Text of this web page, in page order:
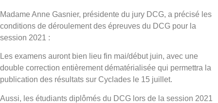
Madame Anne Gasnier, présidente du jury DCG, a précisé les
conditions de déroulement des épreuves du DCG pour la
session 2021 :
Les examens auront bien lieu fin mai/début juin, avec une
double correction entièrement dématérialisée qui permettra la
publication des résultats sur Cyclades le 15 juillet.
Aussi, les étudiants diplômés du DCG lors de la session 2021